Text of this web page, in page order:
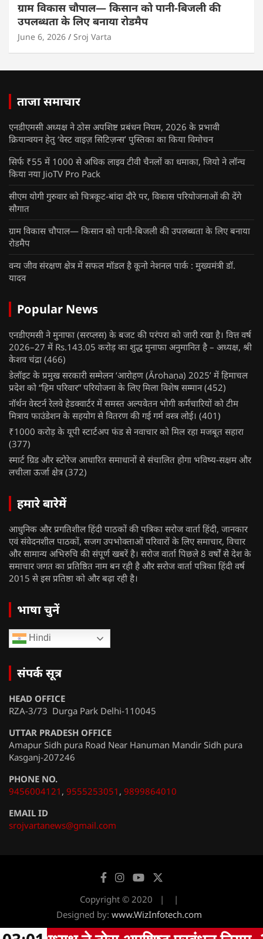
ग्राम विकास चौपाल— किसान को पानी-बिजली की
उपलब्धता के लिए बनाया रोडमैप
June 6, 2026 Sroj Varta
ताजा समाचार
एनडीएमसी अध्यक्ष ने ठोस अपशिष्ट प्रबंधन नियम, 2026 के प्रभावी
क्रियान्वयन हेतु ‘वेस्ट वाइज़ सिटिज़न्स’ पुस्तिका का किया विमोचन
सिर्फ ₹55 में 1000 से अधिक लाइव टीवी चैनलों का धमाका, जियो ने लॉन्च
किया नया JioTV Pro Pack
सीएम योगी गुरुवार को चित्रकूट-बांदा दौरे पर, विकास परियोजनाओं की देंगे
सौगात
ग्राम विकास चौपाल— किसान को पानी-बिजली की उपलब्धता के लिए बनाया
रोडमैप
वन्य जीव संरक्षण क्षेत्र में सफल मॉडल है कूनो नेशनल पार्क : मुख्यमंत्री डॉ.
यादव
Popular News
एनडीएमसी ने मुनाफा (सरप्लस) के बजट की परंपरा को जारी रखा है। वित्त वर्ष
2026–27 में Rs.143.05 करोड़ का शुद्ध मुनाफा अनुमानित है – अध्यक्ष, श्री
केशव चंद्रा (466)
डेलॉइट के प्रमुख सरकारी सम्मेलन ‘आरोहण (Ārohaṇa) 2025’ में हिमाचल
प्रदेश को “हिम परिवार” परियोजना के लिए मिला विशेष सम्मान (452)
नॉर्थन वेस्टर्न रेलवे हेडक्वार्टर में समस्त अल्पवेतन भोगी कर्मचारियों को टीम
मित्राय फाउंडेशन के सहयोग से वितरण की गई गर्म वस्त्र लोई। (401)
₹1000 करोड़ के यूपी स्टार्टअप फंड से नवाचार को मिल रहा मजबूत सहारा
(377)
स्मार्ट ग्रिड और स्टोरेज आधारित समाधानों से संचालित होगा भविष्य-सक्षम और
लचीला ऊर्जा क्षेत्र (372)
हमारे बारेमें
आधुनिक और प्रगतिशील हिंदी पाठकों की पत्रिका सरोज वार्ता हिंदी, जानकार
एवं संवेदनशील पाठकों, सजग उपभोक्ताओं परिवारों के लिए समाचार, विचार
और सामान्य अभिरुचि की संपूर्ण खबरें है। सरोज वार्ता पिछले 8 वर्षों से देश के
समाचार जगत का प्रतिष्ठित नाम बन रही है और सरोज वार्ता पत्रिका हिंदी वर्ष
2015 से इस प्रतिष्ठा को और बढ़ा रही है।
भाषा चुनें
Hindi
संपर्क सूत्र
HEAD OFFICE
RZA-3/73 Durga Park Delhi-110045
UTTAR PRADESH OFFICE
Amapur Sidh pura Road Near Hanuman Mandir Sidh pura
Kasganj-207246
PHONE NO.
9456004121 , 9555253051 , 9899864010
EMAIL ID
srojvartanews@gmail.com
Copyright © 2020
Designed by: www.WizInfotech.com